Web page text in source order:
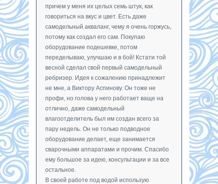
причем у меня их целых семь штук, как
говориться на вкус и цвет. Есть даже
самодельный акваланг, чему я очень горжусь,
потому как создал его сам. Покупаю
оборудование подешевке, потом
переделываю, улучшаю и в бой! Кстати той
весной сделал свой первый самодельный
ребризер. Идея к сожалению принадлежит
не мне, а Виктору Аспинову. Он тоже не
профи, но голова у него работает ваще на
отлично, даже самодельный
влагоотделитель был им создан всего за
пару недель. Он не только подводное
оборудование делает, еще занимается
сварочными аппаратами и прочим. Спасибо
ему большое за идею, консультации и за все
остальное.
В своей работе под водой использую